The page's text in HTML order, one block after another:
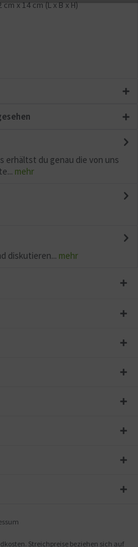
cm x 14 cm (L x B x H)
erhältst du genau die von uns
mehr
diskutieren... mehr
. Streichpreise beziehen sich auf
Aktiv